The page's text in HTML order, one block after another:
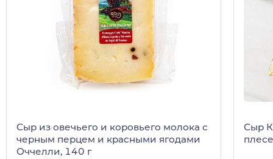
Сыр из овечьего и коровьего молока с
черным перцем и красными ягодами
Оччелли, 140 г
Сыр